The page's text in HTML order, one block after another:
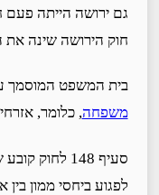
חוק הירושה שינה את
בית המשפט המוסמך
משפחה, כלומר, אזרחי
סעיף 148
לפגוע ביחסי ממון